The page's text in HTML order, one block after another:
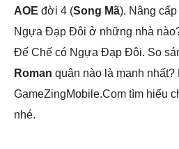
AOE đời 4 (Song Mã). Nâng
Ngựa Đạp Đôi ở những nhà
Đế Chế có Ngựa Đạp Đôi. So
Roman quân nào là mạnh nhất?
GameZingMobile.Com tìm hiểu
nhé.